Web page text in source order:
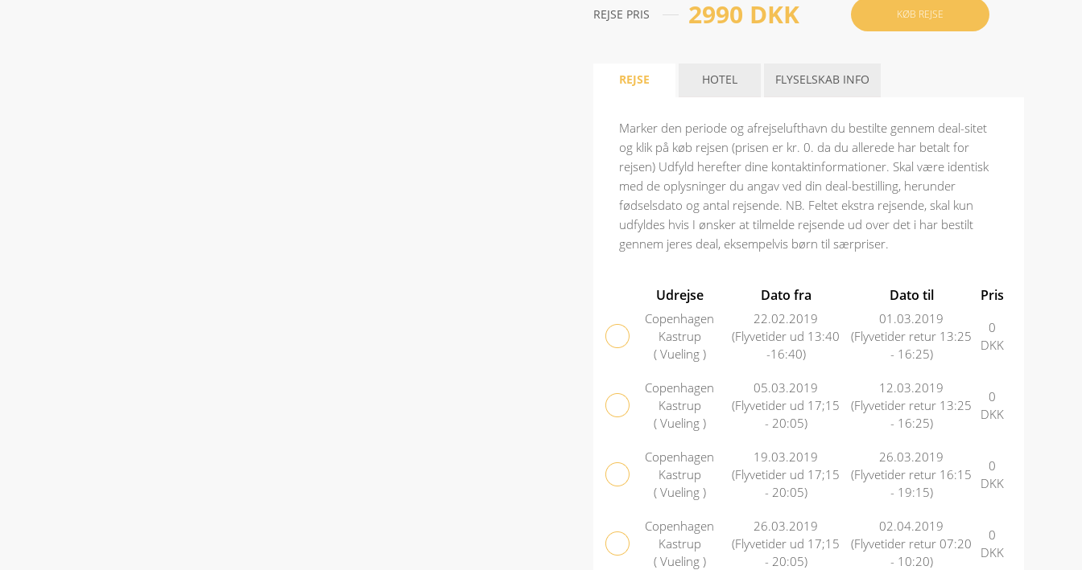
REJSE PRIS 2990 DKK KØB REJSE
REJSE HOTEL FLYSELSKAB INFO
Marker den periode og afrejselufthavn du bestilte gennem deal-sitet
og klik på køb rejsen (prisen er kr. 0. da du allerede har betalt for
rejsen) Udfyld herefter dine kontaktinformationer. Skal være identisk
med de oplysninger du angav ved din deal-bestilling, herunder
fødselsdato og antal rejsende. NB. Feltet ekstra rejsende, skal kun
udfyldes hvis I ønsker at tilmelde rejsende ud over det i har bestilt
gennem jeres deal, eksempelvis børn til særpriser.
Udrejse Dato fra Dato til Pris
Copenhagen
Kastrup
( Vueling )
22.02.2019
(Flyvetider ud 13:40
-16:40)
01.03.2019
(Flyvetider retur 13:25
- 16:25)
0
DKK
Copenhagen
Kastrup
( Vueling )
05.03.2019
(Flyvetider ud 17;15
- 20:05)
12.03.2019
(Flyvetider retur 13:25
- 16:25)
0
DKK
Copenhagen
Kastrup
( Vueling )
19.03.2019
(Flyvetider ud 17;15
- 20:05)
26.03.2019
(Flyvetider retur 16:15
- 19:15)
0
DKK
Copenhagen
Kastrup
( Vueling )
26.03.2019
(Flyvetider ud 17;15
- 20:05)
02.04.2019
(Flyvetider retur 07:20
- 10:20)
0
DKK